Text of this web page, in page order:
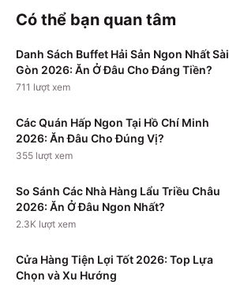
Có thể bạn quan tâm
Danh Sách Buffet Hải Sản Ngon Nhất Sài
Gòn 2026: Ăn Ở Đâu Cho Đáng Tiền?
711 lượt xem
Các Quán Hấp Ngon Tại Hồ Chí Minh
2026: Ăn Đâu Cho Đúng Vị?
355 lượt xem
So Sánh Các Nhà Hàng Lẩu Triều Châu
2026: Ăn Ở Đâu Ngon Nhất?
2.3K lượt xem
Cửa Hàng Tiện Lợi Tốt 2026: Top Lựa
Chọn và Xu Hướng